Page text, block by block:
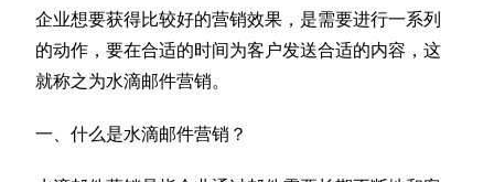
企业想要获得比较好的营销效果，是需要进行一系列
的动作，要在合适的时间为客户发送合适的内容，这
就称之为水滴邮件营销。
一、什么是水滴邮件营销？